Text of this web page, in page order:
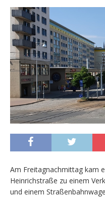
Am Freitagnachmittag kam
Heinrichstraße zu einem
und einem